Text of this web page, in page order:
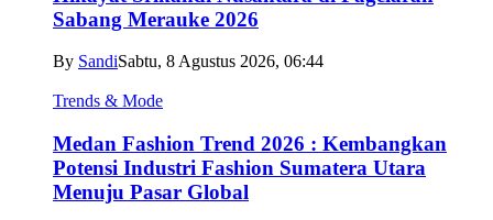
Sabang Merauke 2026
By SandiSabtu, 8 Agustus 2026, 06:44
Trends & Mode
Medan Fashion Trend 2026 : Kembangkan
Potensi Industri Fashion Sumatera Utara
Menuju Pasar Global